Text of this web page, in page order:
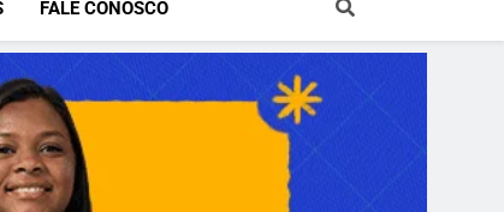
FALE CONOSCO